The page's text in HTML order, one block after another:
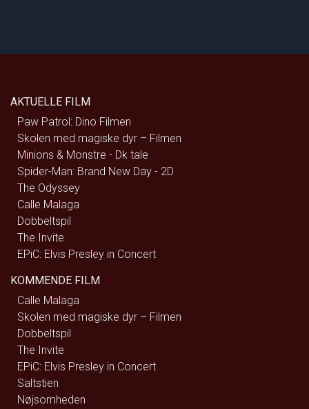
AKTUELLE FILM
Paw Patrol: Dino Filmen
Skolen med magiske dyr – Filmen
Minions & Monstre - Dk tale
Spider-Man: Brand New Day - 2D
The Odyssey
Calle Malaga
Dobbeltspil
The Invite
EPiC: Elvis Presley in Concert
KOMMENDE FILM
Calle Malaga
Skolen med magiske dyr – Filmen
Dobbeltspil
The Invite
EPiC: Elvis Presley in Concert
Saltstien
Nøjsomheden